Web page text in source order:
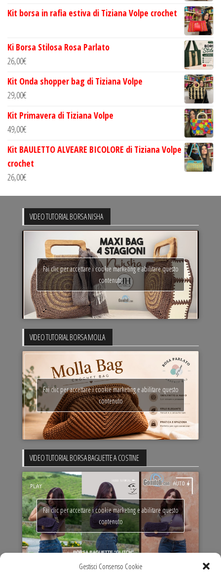
Gestisci Consenso Cookie
Kit borsa in rafia estiva di Tiziana Volpe crochet
Ki Borsa Stilosa Rosa Parlato
26,00€
Kit Onda shopper bag di Tiziana Volpe
29,00€
Kit Primavera di Tiziana Volpe
49,00€
Kit BAULETTO ALVEARE BICOLORE di Tiziana Volpe
crochet
26,00€
VIDEO TUTORIAL BORSA NISHA
Fai clic per accettare i cookie marketing e abilitare questo
contenuto
VIDEO TUTORIAL BORSA MOLLA
Fai clic per accettare i cookie marketing e abilitare questo
contenuto
VIDEO TUTORIAL BORSA BAGUETTE A COSTINE
Fai clic per accettare i cookie marketing e abilitare questo
contenuto